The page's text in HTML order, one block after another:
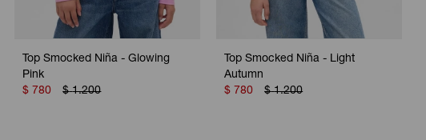
Top Smocked Niña - Glowing
Pink
$ 780 $ 1.200
Top Smocked Niña - Light
Autumn
$ 780 $ 1.200